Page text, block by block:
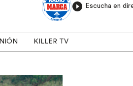
Escucha en
KILLER TV